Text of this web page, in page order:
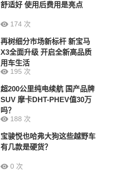
舒适好 使用后费用是亮点
174 次
再树细分市场新标杆 新宝马
X3全面升级 开启全新高品质
用车生活
195 次
超200公里纯电续航 国产品牌
SUV 摩卡DHT-PHEV值30万
吗？
188 次
宝骏悦也哈弗大狗这些越野车
有几款是硬货？
0 次